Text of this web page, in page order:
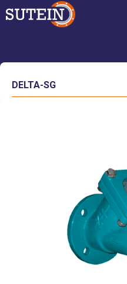
DELTA-SG